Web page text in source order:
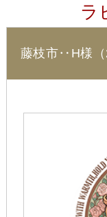
ラ
藤枝市‥H様（